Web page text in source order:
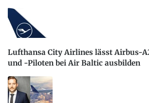
Lufthansa City Airlines lässt Airbus-
und -Piloten bei Air Baltic ausbilden